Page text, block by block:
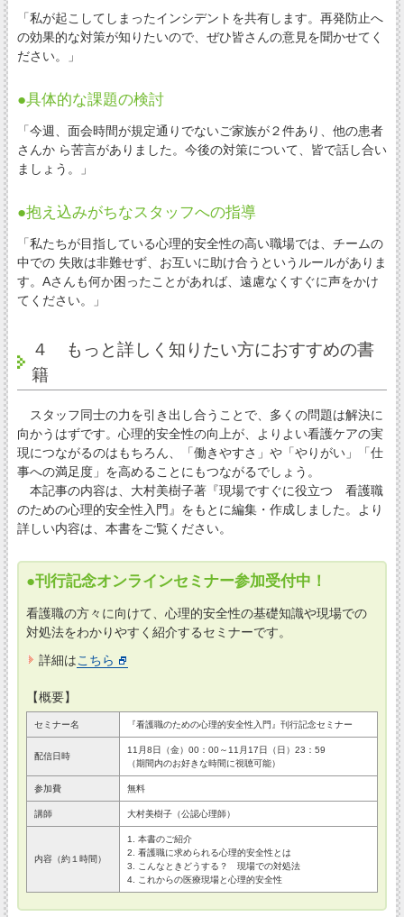
「私が起こしてしまったインシデントを共有します。再発防止へ
の効果的な対策が知りたいので、ぜひ皆さんの意見を聞かせてく
ださい。」
●具体的な課題の検討
「今週、面会時間が規定通りでないご家族が２件あり、他の患者
さんか ら苦言がありました。今後の対策について、皆で話し合い
ましょう。」
●抱え込みがちなスタッフへの指導
「私たちが目指している心理的安全性の高い職場では、チームの
中での 失敗は非難せず、お互いに助け合うというルールがありま
す。Aさんも何か困ったことがあれば、遠慮なくすぐに声をかけ
てください。」
４ もっと詳しく知りたい方におすすめの書
籍
スタッフ同士の力を引き出し合うことで、多くの問題は解決に
向かうはずです。心理的安全性の向上が、よりよい看護ケアの実
現につながるのはもちろん、「働きやすさ」や「やりがい」「仕
事への満足度」を高めることにもつながるでしょう。
本記事の内容は、大村美樹子著『現場ですぐに役立つ 看護職
のための心理的安全性入門』をもとに編集・作成しました。より
詳しい内容は、本書をご覧ください。
●刊行記念オンラインセミナー参加受付中！
看護職の方々に向けて、心理的安全性の基礎知識や現場での
対処法をわかりやすく紹介するセミナーです。
詳細はこちら
【概要】
セミナー名 『看護職のための心理的安全性入門』刊行記念セミナー
配信日時
11月8日（金）00：00～11月17日（日）23：59
（期間内のお好きな時間に視聴可能）
参加費 無料
講師 大村美樹子（公認心理師）
内容（約１時間）
1. 本書のご紹介
2. 看護職に求められる心理的安全性とは
3. こんなときどうする？ 現場での対処法
4. これからの医療現場と心理的安全性